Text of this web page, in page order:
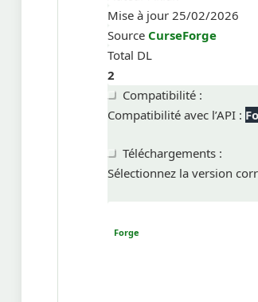
Mise à jour 25/02/2026
Source CurseForge
Total DL
2
Compatibilité :
Compatibilité avec l’API :
Téléchargements :
Sélectionnez la version
Forge